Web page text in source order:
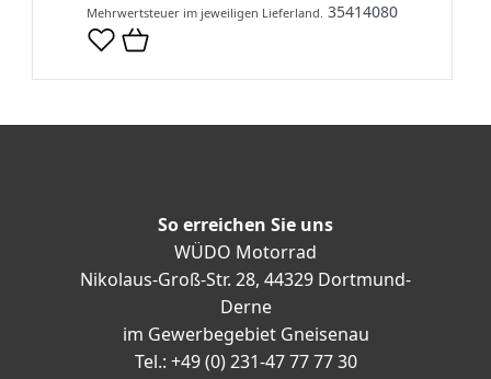
Mehrwertsteuer im jeweiligen Lieferland. 35414080
So erreichen Sie uns
WÜDO Motorrad
Nikolaus-Groß-Str. 28, 44329 Dortmund-
Derne
im Gewerbegebiet Gneisenau
Tel.: +49 (0) 231-47 77 77 30